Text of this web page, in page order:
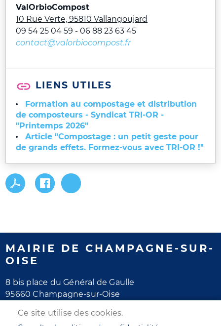
ValOrbioCompost
10 Rue Verte, 95810 Vallangoujard
09 54 25 04 59 - 06 88 23 63 45
contact@valorbiocompost.fr
LIENS UTILES
Formation au compostage et distribution
de composteurs - Syndicat TRI-OR -
"Printemps 2026"
Article "Compostage : un petit geste pour
de grands effets. Formez-vous avec TRI-OR !"
MAIRIE DE CHAMPAGNE-SUR-
OISE
8 bis place du Général de Gaulle
95660 Champagne-sur-Oise
Ce site utilise des cookies.